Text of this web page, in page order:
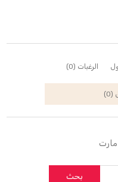
الرغبات (0)
(0)
بحث